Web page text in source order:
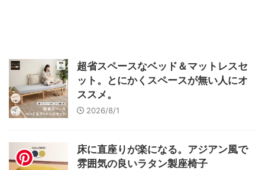
超省スペースなベッド＆マットレスセ
ット。とにかくスペースが無い人にオ
ススメ。
2026/8/1
床に直座りが楽になる。アジアン風で
雰囲気の良いラタン製座椅子